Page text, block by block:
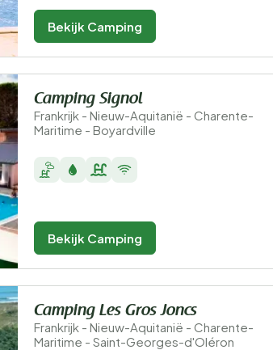
Bekijk Camping
Camping Signol
Frankrijk - Nieuw-Aquitanië - Charente-
Maritime - Boyardville
Bekijk Camping
Camping Les Gros Joncs
Frankrijk - Nieuw-Aquitanië - Charente-
Maritime - Saint-Georges-d'Oléron